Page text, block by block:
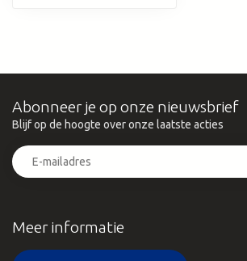
Meer informatie
Abonneer je op onze nieuwsbrief
Blijf op de hoogte over onze laatste acties